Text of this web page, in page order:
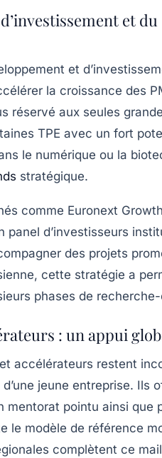
et
et
la croissance des
réservé aux seules
TPE avec un fort
le numérique ou la
stratégique.
comme Euronext
panel d’investisseurs
des projets
cette stratégie a
phases de
: un appui
accélérateurs restent
jeune entreprise. Ils
mentorat pointu ainsi que
le modèle de référence
complètent ce